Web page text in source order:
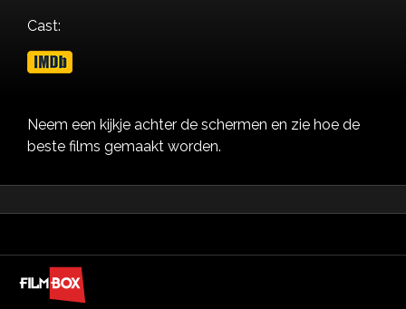
Cast:
Neem een kijkje achter de schermen en zie hoe de
beste films gemaakt worden.